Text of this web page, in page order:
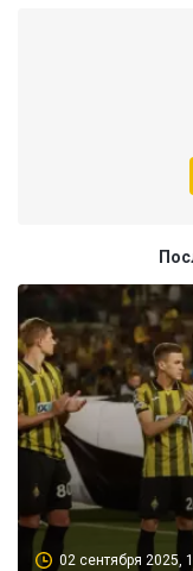
02 сентября 2025,